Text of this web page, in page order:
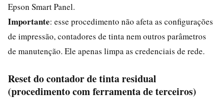
Epson Smart Panel.
Importante: esse procedimento não afeta as configurações
de impressão, contadores de tinta nem outros parâmetros
de manutenção. Ele apenas limpa as credenciais de rede.
Reset do contador de tinta residual
(procedimento com ferramenta de terceiros)